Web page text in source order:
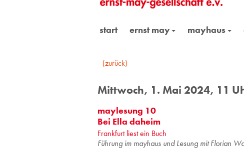
start ernst may mayhaus
(zurück)
Mittwoch, 1. Mai 2024, 11
maylesung 10
Bei Ella daheim
Frankfurt liest ein Buch
Führung im mayhaus und Lesung mit Florian